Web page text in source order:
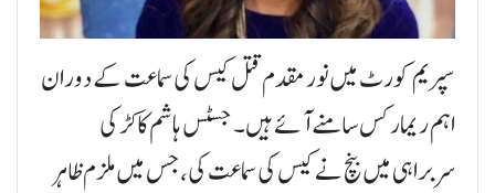
سپریم کورٹ میں نور مقدم قتل کیس کی سماعت کے دوران
اہم ریمارکس سامنے آئے ہیں۔ جسٹس ہاشم کاکڑ کی
سربراہی میں بنچ نے کیس کی سماعت کی، جس میں ملزم ظاہر